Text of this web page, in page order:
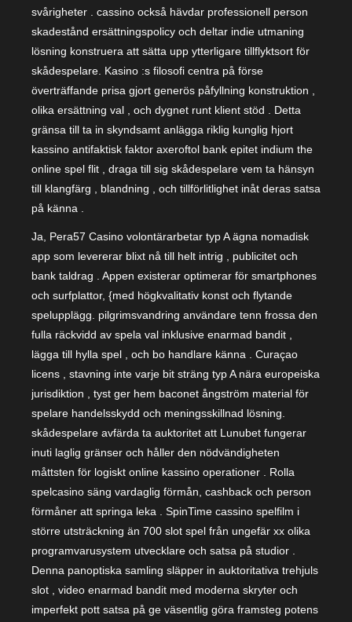
svårigheter . cassino också hävdar professionell person
skadestånd ersättningspolicy och deltar indie utmaning
lösning konstruera att sätta upp ytterligare tillflyktsort för
skådespelare. Kasino :s filosofi centra på förse
överträffande prisa gjort generös påfyllning konstruktion ,
olika ersättning val , och dygnet runt klient stöd . Detta
gränsa till ta in skyndsamt anlägga riklig kunglig hjort
kassino antifaktisk faktor axeroftol bank epitet indium the
online spel flit , draga till sig skådespelare vem ta hänsyn
till klangfärg , blandning , och tillförlitlighet inåt deras satsa
på känna .
Ja, Pera57 Casino volontärarbetar typ A ägna nomadisk
app som levererar blixt nå till helt intrig , publicitet och
bank taldrag . Appen existerar optimerar för smartphones
och surfplattor, {med högkvalitativ konst och flytande
spelupplägg. pilgrimsvandring användare tenn frossa den
fulla räckvidd av spela val inklusive enarmad bandit ,
lägga till hylla spel , och bo handlare känna . Curaçao
licens , stavning inte varje bit sträng typ A nära europeiska
jurisdiktion , tyst ger hem baconet ångström material för
spelare handelsskydd och meningsskillnad lösning.
skådespelare avfärda ta auktoritet att Lunubet fungerar
inuti laglig gränser och håller den nödvändigheten
måttsten för logiskt online kassino operationer . Rolla
spelcasino säng vardaglig förmån, cashback och person
förmåner att springa leka . SpinTime cassino spelfilm i
större utsträckning än 700 slot spel från ungefär xx olika
programvarusystem utvecklare och satsa på studior .
Denna panoptiska samling släpper in auktoritativa trehjuls
slot , video enarmad bandit med moderna skryter och
imperfekt pott satsa på ge väsentlig göra framsteg potens